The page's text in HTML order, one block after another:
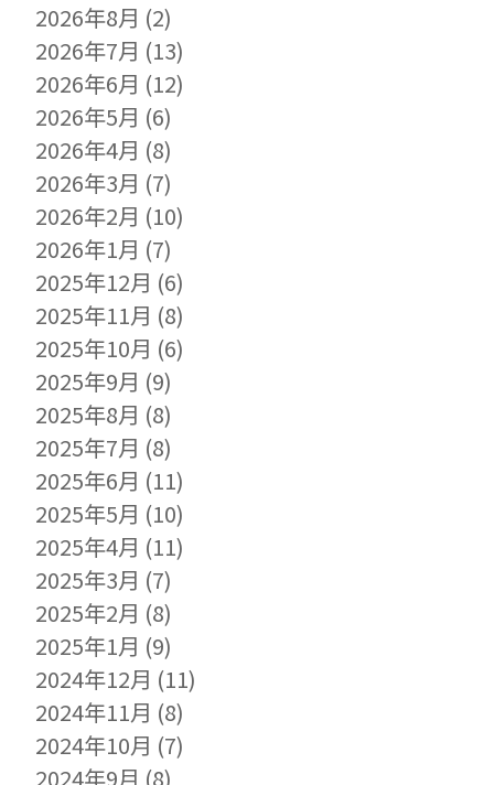
2026年8月 (2)
2026年7月 (13)
2026年6月 (12)
2026年5月 (6)
2026年4月 (8)
2026年3月 (7)
2026年2月 (10)
2026年1月 (7)
2025年12月 (6)
2025年11月 (8)
2025年10月 (6)
2025年9月 (9)
2025年8月 (8)
2025年7月 (8)
2025年6月 (11)
2025年5月 (10)
2025年4月 (11)
2025年3月 (7)
2025年2月 (8)
2025年1月 (9)
2024年12月 (11)
2024年11月 (8)
2024年10月 (7)
2024年9月 (8)